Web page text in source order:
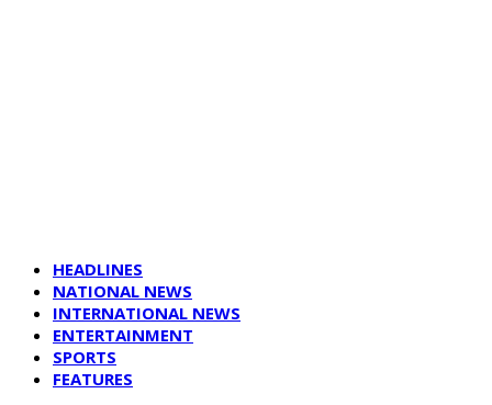
HEADLINES
NATIONAL NEWS
INTERNATIONAL NEWS
ENTERTAINMENT
SPORTS
FEATURES